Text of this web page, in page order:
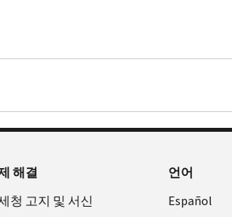
해결
청 고지 및 서신
언어
Español